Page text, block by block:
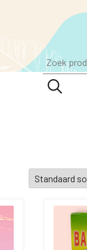
Zoeken
naar: